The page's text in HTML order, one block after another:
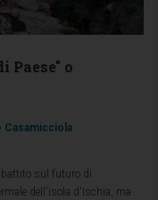
Paese" o
Casamicciola
sul futuro di
dell'isola d'Ischia, ma